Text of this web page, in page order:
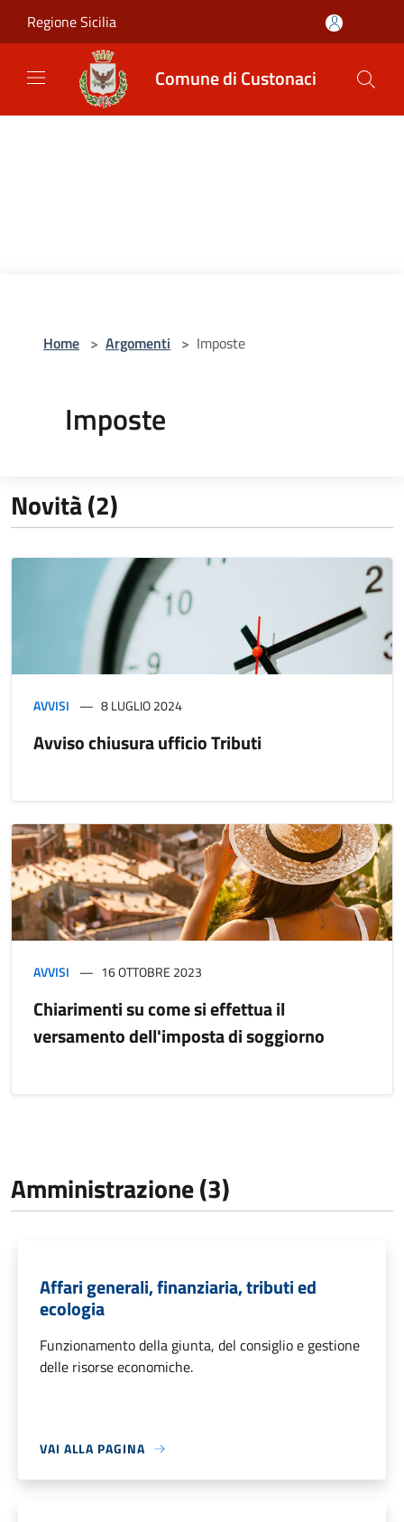
Regione Sicilia
Comune di Custonaci
Home > Argomenti > Imposte
Imposte
Novità (2)
AVVISI 8 LUGLIO 2024
Avviso chiusura ufficio Tributi
AVVISI 16 OTTOBRE 2023
Chiarimenti su come si effettua il
versamento dell'imposta di soggiorno
Amministrazione (3)
Affari generali, finanziaria, tributi ed
ecologia
Funzionamento della giunta, del consiglio e gestione
delle risorse economiche.
VAI ALLA PAGINA